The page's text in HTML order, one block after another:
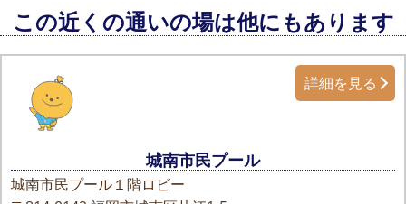
この近くの通いの場は他にもあります
城南市民プール
城南市民プール１階ロビー
詳細を見る